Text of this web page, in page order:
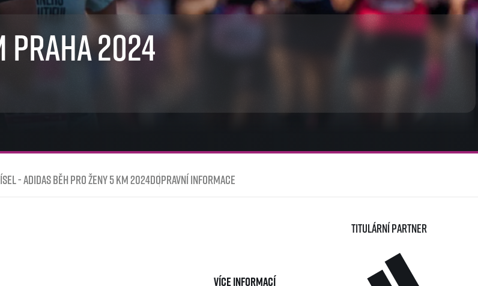
Kings & Queens
Stars
Doctors
pro stromy
stažení
Pro média
Aktuality
Akreditace a vše k závodům
RunCzech
RunCzech Racing
Praha 2024
- adidas Běh pro ženy 5 km 2024Dopravní informace
Více informací
Titulární partner